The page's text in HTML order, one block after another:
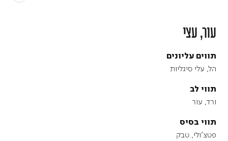
עור, עצי
תווים עליונים
הל, עלי סיגליות
תווי לב
ורד, עור
תווי בסיס
פטצ'ולי, טבק